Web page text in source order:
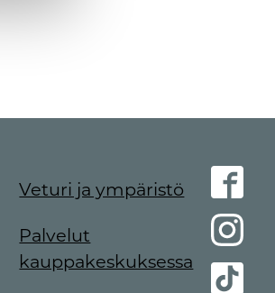
Veturi ja ympäristö
Palvelut
kauppakeskuksessa